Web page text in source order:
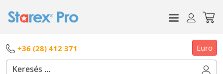
+36 (28) 412 371 Euro